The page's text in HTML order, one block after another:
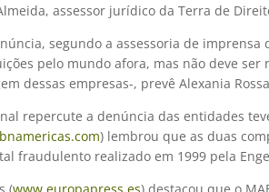
assessor jurídico da Terra de
segundo a assessoria de
pelo mundo afora, mas não deve
dessas empresas-, prevê Alexania
repercute a denúncia das entidades
) lembrou que as duas
fraudulento realizado em 1999 pela